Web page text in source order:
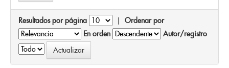
Resultados por página | Ordenar por
En orden
Autor/registro